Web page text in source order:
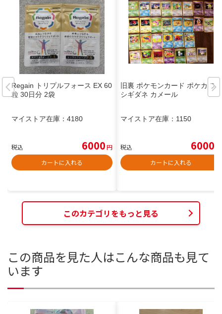
Regain トリプルフォース EX 60
粒 30日分 2袋
マイストア在庫： 4180
税込 6000円
カートに入れる
旧裏 ポケモンカード ポケカ フ
シギダネ カメール
マイストア在庫： 1150
税込 6000
カートに入れる
このカテゴリをもっと見る
この商品を見た人はこんな商品も見て
います